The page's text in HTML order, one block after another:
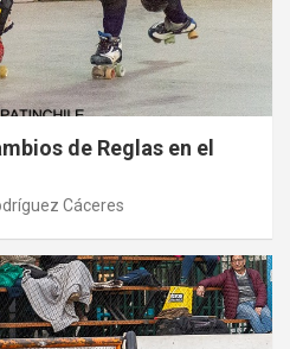
de Reglas en el
Cáceres